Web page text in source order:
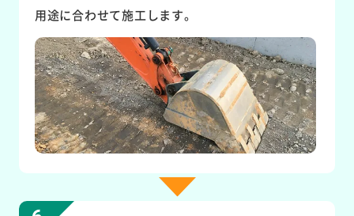
用途に合わせて施工します。